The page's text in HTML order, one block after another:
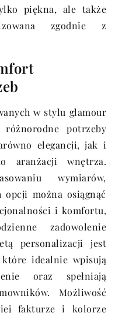
piękna, ale także
zgodnie z
w stylu glamour
potrzeby
elegancji, jak i
aranżacji wnętrza.
wymiarów,
opcji można osiągnąć
i komfortu,
zadowolenie
personalizacji jest
idealnie wpisują
oraz spełniają
Możliwość
fakturze i kolorze